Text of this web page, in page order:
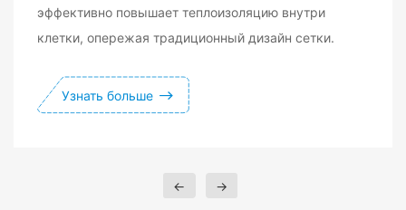
эффективно повышает теплоизоляцию внутри
клетки, опережая традиционный дизайн сетки.
Узнать больше
← →